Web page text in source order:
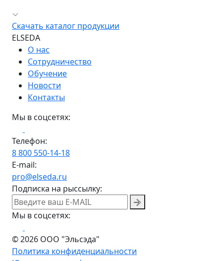
Скачать каталог продукции
ELSEDA
О нас
Сотрудничество
Обучение
Новости
Контакты
Мы в соцсетях:
Телефон:
8 800 550-14-18
E-mail:
pro@elseda.ru
Подписка на рыссылку:
Мы в соцсетях:
© 2026 ООО "Эльсэда"
Политика конфиденциальности